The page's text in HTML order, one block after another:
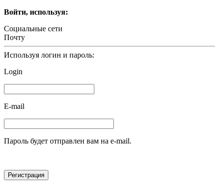
Войти, используя:
Социальные сети
Почту
Используя логин и пароль:
Login
E-mail
Пароль будет отправлен вам на e-mail.